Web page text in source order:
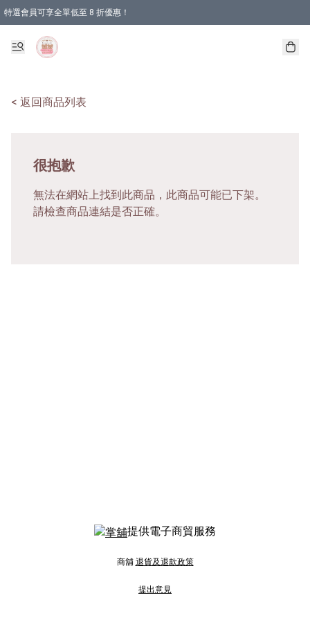
特選會員可享全單低至 8 折優惠！
< 返回商品列表
很抱歉
無法在網站上找到此商品，此商品可能已下架。
請檢查商品連結是否正確。
提供電子商貿服務
商舖 退貨及退款政策
提出意見